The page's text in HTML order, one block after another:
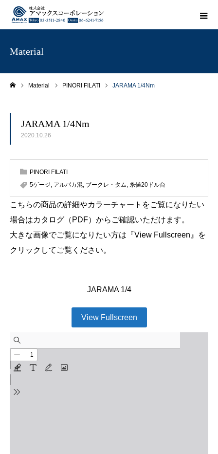
Material
Material PINORI FILATI JARAMA 1/4Nm
JARAMA 1/4Nm
2020.10.26
PINORI FILATI
5ゲージ, アルパカ混, ブークレ・タム, 糸値20ドル台
こちらの商品の詳細やカラーチャートをご覧になりたい
場合はカタログ（PDF）からご確認いただけます。
大きな画像でご覧になりたい方は『View Fullscreen』を
クリックしてご覧ください。
JARAMA 1/4
View Fullscreen